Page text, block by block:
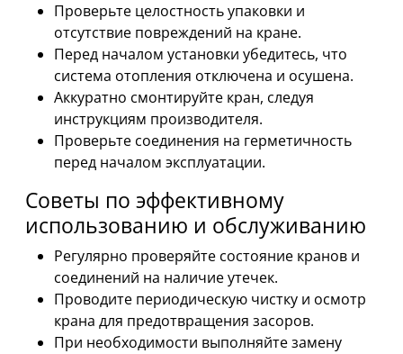
Проверьте целостность упаковки и
отсутствие повреждений на кране.
Перед началом установки убедитесь, что
система отопления отключена и осушена.
Аккуратно смонтируйте кран, следуя
инструкциям производителя.
Проверьте соединения на герметичность
перед началом эксплуатации.
Советы по эффективному
использованию и обслуживанию
Регулярно проверяйте состояние кранов и
соединений на наличие утечек.
Проводите периодическую чистку и осмотр
крана для предотвращения засоров.
При необходимости выполняйте замену